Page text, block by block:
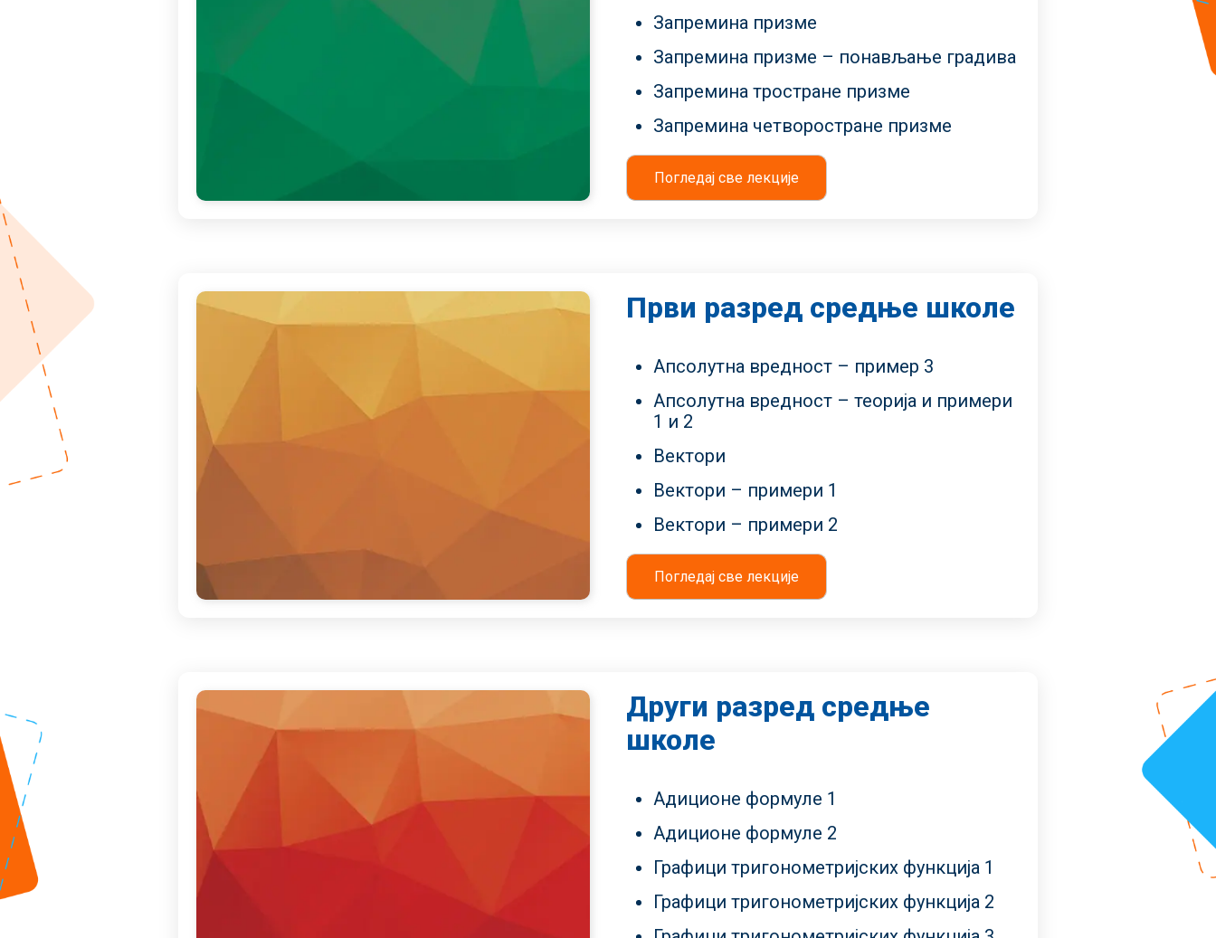
Запремина призме
Запремина призме – понављање градива
Запремина тростране призме
Запремина четворостране призме
Погледај све лекције
Први разред средње школе
Апсолутна вредност – пример 3
Апсолутна вредност – теорија и примери
1 и 2
Вектори
Вектори – примери 1
Вектори – примери 2
Погледај све лекције
Други разред средње
школе
Адиционе формуле 1
Адиционе формуле 2
Графици тригонометријских функција 1
Графици тригонометријских функција 2